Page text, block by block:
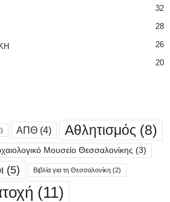
32
28
26
20
ΑΠΘ (4) Αθλητισμός (8)
Μουσείο Θεσσαλονίκης (3)
(5) Βιβλία για τη Θεσσαλονίκη (2)
(11)